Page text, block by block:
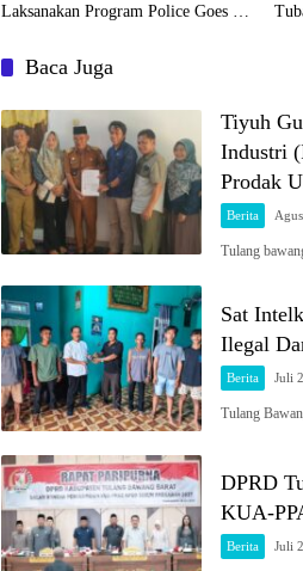
Laksanakan Program Police Goes To
Baca Juga
Tiyuh
Industri
Prodak
Berita
Tulang
Sat
Ilegal
Berita Juli
Tulang
DPRD
KUA-
Berita Juli